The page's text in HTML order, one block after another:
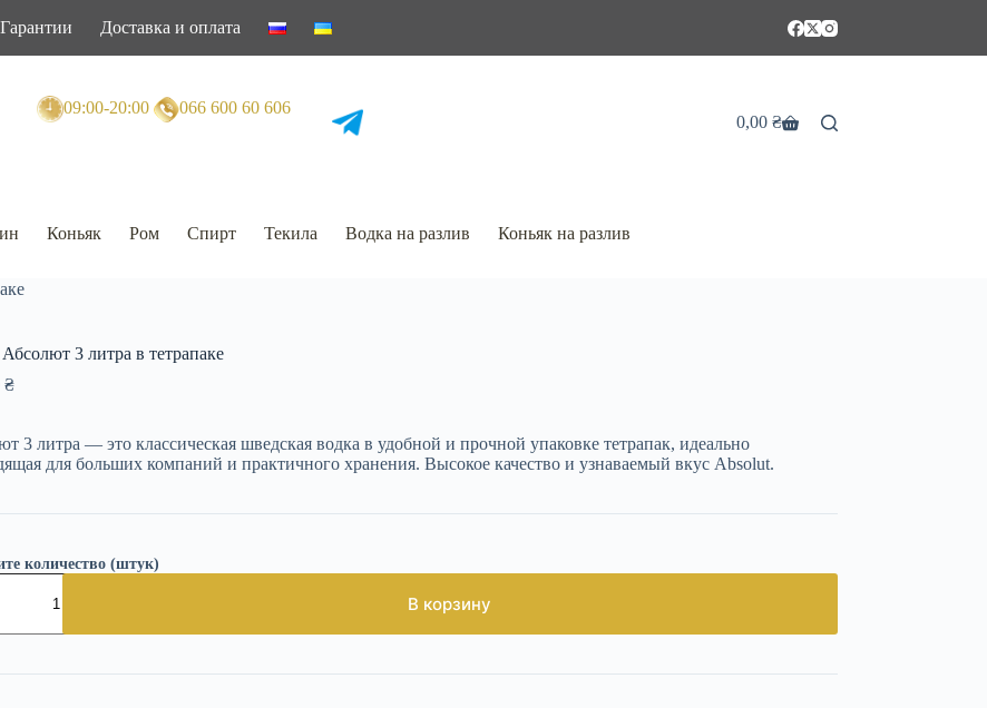
Гарантии Доставка и оплата
09:00-20:00
066 600 60 606
Корзина
0,00 ₴
Коньяк Ром Спирт Текила Водка на разлив Коньяк на разлив
3 литра в тетрапаке
₴
3 литра — это классическая шведская водка в удобной и прочной упаковке тетрапак, идеально
для больших компаний и практичного хранения. Высокое качество и узнаваемый вкус Absolut.
количество (штук)
В корзину